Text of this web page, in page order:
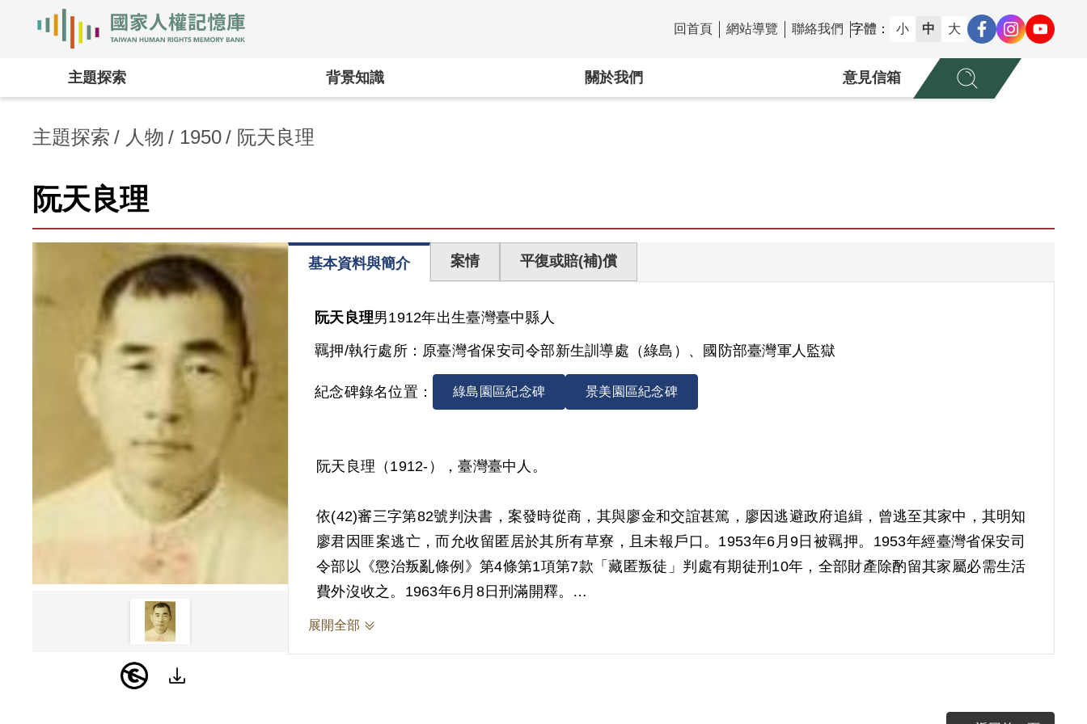
:::
回首頁 網站導覽 聯絡我們 字體： 小 中 大
主題探索 背景知識 關於我們 意見信箱
主題探索 人物 1950 阮天良理
阮天良理
基本資料與簡介 案情 平復或賠(補)償
阮天良理男1912年出生臺灣臺中縣人
羈押/執行處所： 原臺灣省保安司令部新生訓導處（綠島）、國防部臺灣軍人監獄
紀念碑錄名位置： 綠島園區紀念碑 景美園區紀念碑
阮天良理（1912-），臺灣臺中人。
依(42)審三字第82號判決書，案發時從商，其與廖金和交誼甚篤，廖因逃避政府追緝，曾逃至其家中，其明知
廖君因匪案逃亡，而允收留匿居於其所有草寮，且未報戶口。1953年6月9日被羈押。1953年經臺灣省保安司
令部以《懲治叛亂條例》第4條第1項第7款「藏匿叛徒」判處有期徒刑10年，全部財產除酌留其家屬必需生活
費外沒收之。1963年6月8日刑滿開釋。
展開全部